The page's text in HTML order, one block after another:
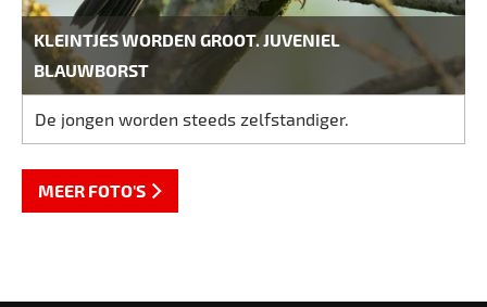
KLEINTJES WORDEN GROOT. JUVENIEL
BLAUWBORST
De jongen worden steeds zelfstandiger.
MEER FOTO'S